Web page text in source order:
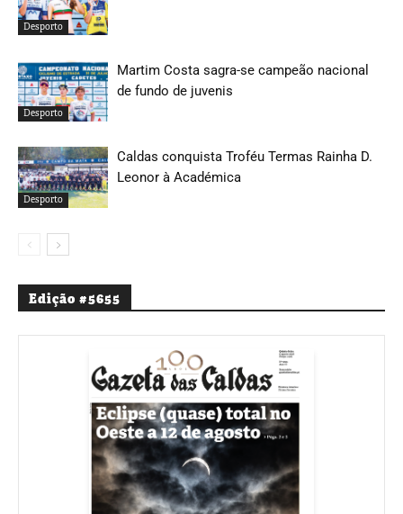
Desporto
Desporto
Martim Costa sagra-se campeão nacional
de fundo de juvenis
Desporto
Caldas conquista Troféu Termas Rainha D.
Leonor à Académica
Edição #5655